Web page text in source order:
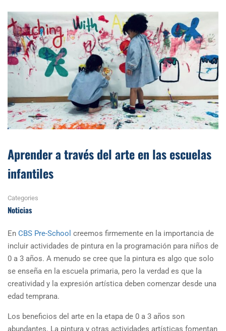
Aprender a través del arte en las escuelas
infantiles
Categories
Noticias
En CBS Pre-School creemos firmemente en la importancia de
incluir actividades de pintura en la programación para niños de
0 a 3 años. A menudo se cree que la pintura es algo que solo
se enseña en la escuela primaria, pero la verdad es que la
creatividad y la expresión artística deben comenzar desde una
edad temprana.
Los beneficios del arte en la etapa de 0 a 3 años son
abundantes. La pintura y otras actividades artísticas fomentan